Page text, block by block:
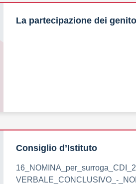
La partecipazione dei
Consiglio d’Istituto
VERBALE_CONCLUSIVO_-